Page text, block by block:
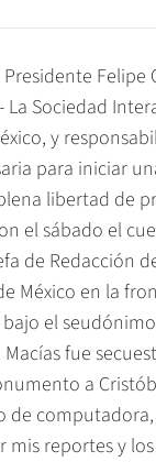
Sociedad
y
para iniciar
libertad de
el sábado el
de
México en la
el
fue
a
mis reportes y